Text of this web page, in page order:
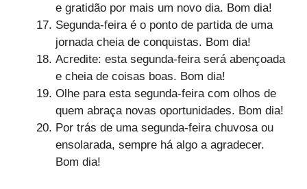
e gratidão por mais um novo dia. Bom dia!
Segunda-feira é o ponto de partida de uma
jornada cheia de conquistas. Bom dia!
Acredite: esta segunda-feira será abençoada
e cheia de coisas boas. Bom dia!
Olhe para esta segunda-feira com olhos de
quem abraça novas oportunidades. Bom dia!
Por trás de uma segunda-feira chuvosa ou
ensolarada, sempre há algo a agradecer.
Bom dia!